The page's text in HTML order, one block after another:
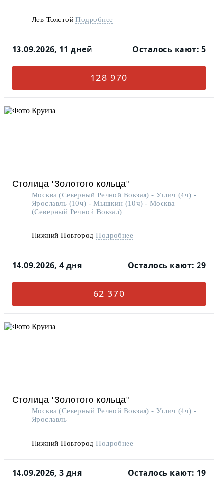
Лев ТолстойПодробнее
На теплоходе есть бассейн
13.09.2026, 11 дней Осталось кают: 5
128 970
Столица "Золотого кольца"
Москва (Северный Речной Вокзал) - Углич (4ч) -
Ярославль (10ч) - Мышкин (10ч) - Москва
(Северный Речной Вокзал)
Нижний НовгородПодробнее
14.09.2026, 4 дня Осталось кают: 29
62 370
Столица "Золотого кольца"
Москва (Северный Речной Вокзал) - Углич (4ч) -
Ярославль
Нижний НовгородПодробнее
14.09.2026, 3 дня Осталось кают: 19